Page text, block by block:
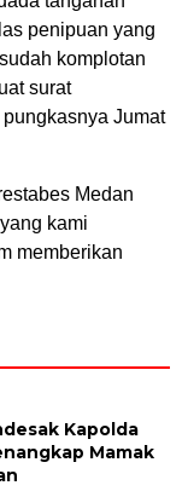
penipuan yang
komplotan
surat
Jumat
Medan
kami
memberikan
Kapolda
Mamak